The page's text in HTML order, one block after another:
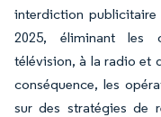
interdiction publicitaire
2025, éliminant les
télévision, à la radio et
conséquence, les
sur des stratégies de